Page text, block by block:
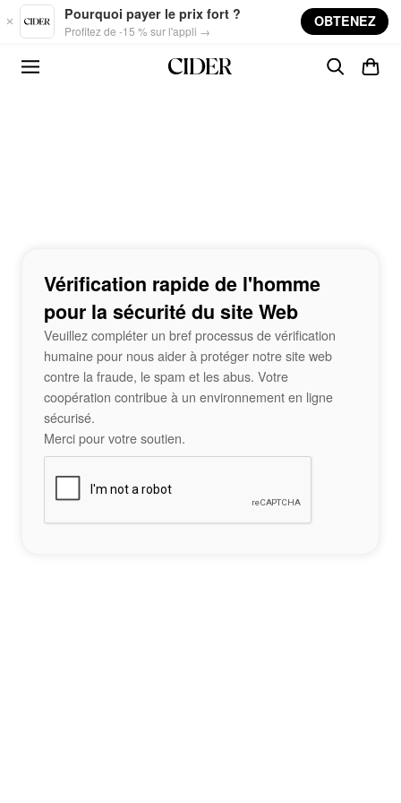
Skip to main content
Pourquoi payer le prix fort ?
Profitez de -15 % sur l'appli →
OBTENEZ
Vérification rapide de l'homme
pour la sécurité du site Web
Veuillez compléter un bref processus de vérification
humaine pour nous aider à protéger notre site web
contre la fraude, le spam et les abus. Votre
coopération contribue à un environnement en ligne
sécurisé.
Merci pour votre soutien.